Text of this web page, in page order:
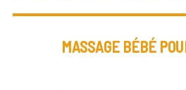
MASSAGE BÉBÉ